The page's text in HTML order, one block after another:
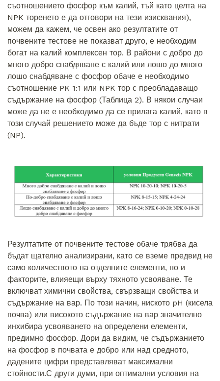
съотношението фосфор към калий, тъй като целта на
NPK торенето е да отговори на тези изисквания),
можем да кажем, че освен ако резултатите от
почвените тестове не показват друго, е необходим
богат на калий комплексен тор. В райони с добро до
много добро снабдяване с калий или лошо до много
лошо снабдяване с фосфор обаче е необходимо
съотношение PK 1:1 или NPK тор с преобладаващо
съдържание на фосфор (Таблица 2). В някои случаи
може да не е необходимо да се прилага калий, като в
този случай решението може да бъде тор с нитрати
(NP).
Резултатите от почвените тестове обаче трябва да
бъдат щателно анализирани, като се вземе предвид не
само количеството на отделните елементи, но и
факторите, влияещи върху тяхното усвояване. Те
включват химични свойства, свързващи свойства и
съдържание на вар. По този начин, ниското pH (кисела
почва) или високото съдържание на вар значително
инхибира усвояването на определени елементи,
предимно фосфор. Дори да видим, че съдържанието
на фосфор в почвата е добро или над средното,
дадените цифри представляват максимални
стойности.С други думи, при оптимални условия на